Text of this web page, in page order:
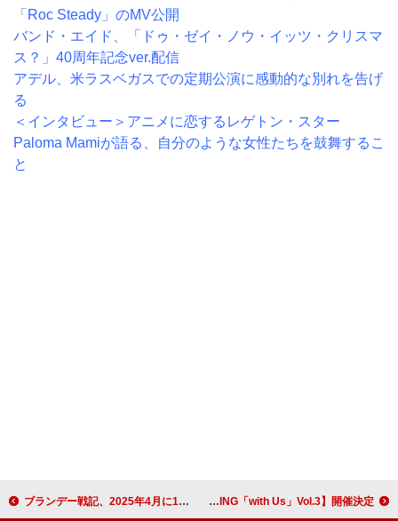
「Roc Steady」のMV公開
バンド・エイド、「ドゥ・ゼイ・ノウ・イッツ・クリスマ
ス？」40周年記念ver.配信
アデル、米ラスベガスでの定期公演に感動的な別れを告げ
る
＜インタビュー＞アニメに恋するレゲトン・スター
Paloma Mamiが語る、自分のような女性たちを鼓舞するこ
と
ブランデー戦記、2025年4月に1stアルバムリリース発表 全国6都市ワンマンツアーも 逢田梨香子、【OFFICIAL FAN MEETING「with Us」Vol.3】開催決定